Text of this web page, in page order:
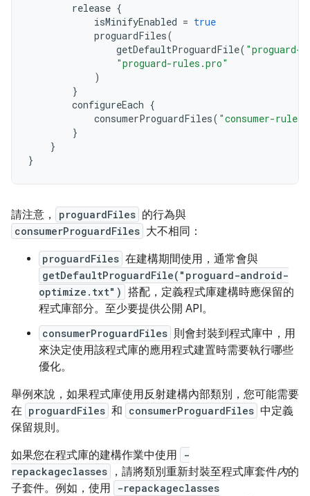
release {
isMinifyEnabled = true
proguardFiles(
getDefaultProguardFile( "proguard-
"proguard-rules.pro"
)
}
configureEach {
consumerProguardFiles( "consumer-
}
}
}
請注意， proguardFiles 的行為與
consumerProguardFiles 大不相同：
proguardFiles 在建構期間使用，通常會與
getDefaultProguardFile("proguard-android-
optimize.txt") 搭配，定義程式庫建構時應保留的
程式庫部分。至少要提供公開 API。
consumerProguardFiles 則會封裝到程式庫中，用
來決定使用該程式庫的應用程式建置時需要執行哪些
優化。
舉例來說，如果程式庫使用反射建構內部類別，您可能需要
在 proguardFiles 和 consumerProguardFiles 中定義
保留規則。
如果您在程式庫的建構作業中使用
-
repackageclasses
，請將類別重新封裝至程式庫套件內的
子套件。例如，使用
-repackageclasses